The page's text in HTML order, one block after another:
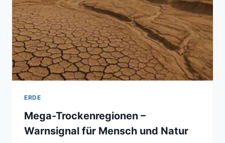
ERDE
Mega-Trockenregionen –
Warnsignal für Mensch und Natur